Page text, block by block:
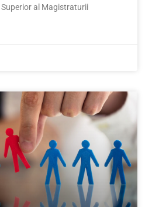
al Magistraturii